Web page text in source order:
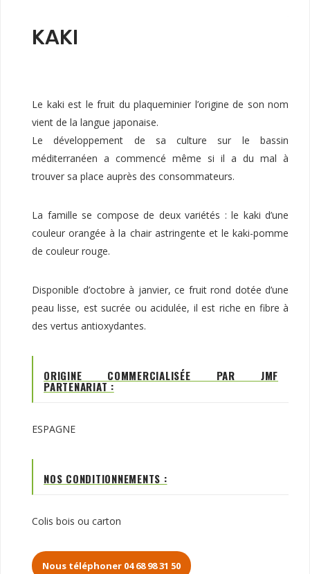
KAKI
Le kaki est le fruit du plaqueminier l’origine de son nom
vient de la langue japonaise.
Le développement de sa culture sur le bassin
méditerranéen a commencé même si il a du mal à
trouver sa place auprès des consommateurs.
La famille se compose de deux variétés : le kaki d’une
couleur orangée à la chair astringente et le kaki-pomme
de couleur rouge.
Disponible d’octobre à janvier, ce fruit rond dotée d’une
peau lisse, est sucrée ou acidulée, il est riche en fibre à
des vertus antioxydantes.
ORIGINE COMMERCIALISÉE PAR JMF
PARTENARIAT :
ESPAGNE
NOS CONDITIONNEMENTS :
Colis bois ou carton
Nous téléphoner 04 68 98 31 50